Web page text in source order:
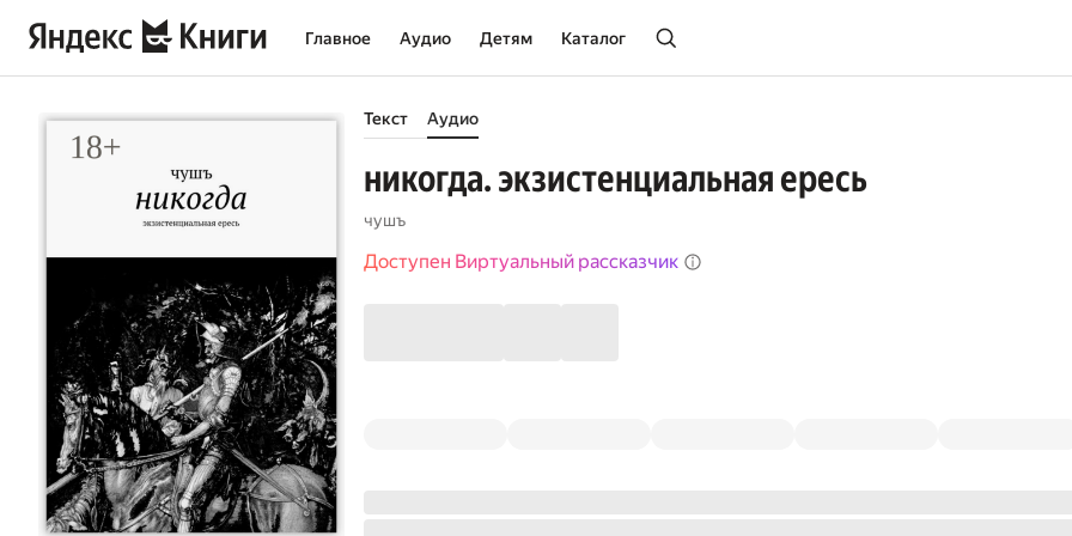
Главное Аудио Детям Каталог
Текст Аудио
никогда. экзистенциальная ересь
чушъ
Доступен Виртуальный рассказчик